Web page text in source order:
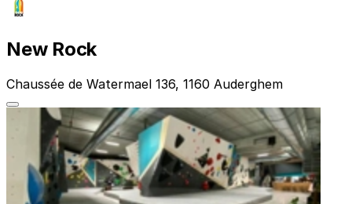
New Rock
Chaussée de Watermael 136, 1160 Auderghem